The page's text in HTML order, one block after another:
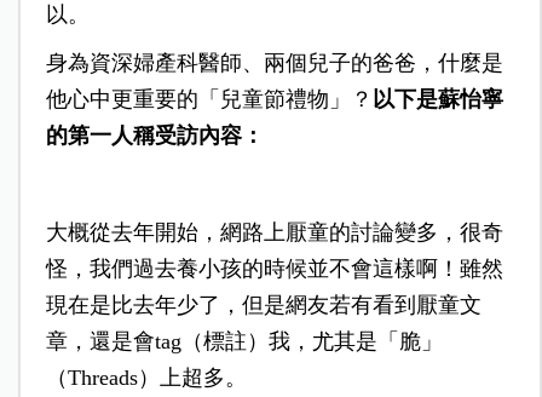
以。
身為資深婦產科醫師、兩個兒子的爸爸，什麼是
他心中更重要的「兒童節禮物」？ 以下是蘇怡寧
的第一人稱受訪內容：
大概從去年開始，網路上厭童的討論變多，很奇
怪，我們過去養小孩的時候並不會這樣啊！雖然
現在是比去年少了，但是網友若有看到厭童文
章，還是會tag（標註）我，尤其是「脆」
（Threads）上超多。